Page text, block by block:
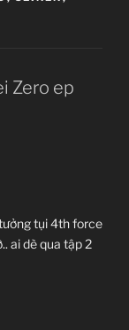
Zero ep
tụi 4th force
ai dè qua tập 2